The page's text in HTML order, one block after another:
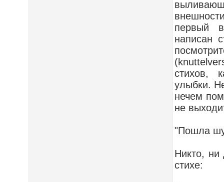
первый
написан
стихов,
улыбки.
нечем
не
"Пошла
Никто, ни
стихе: